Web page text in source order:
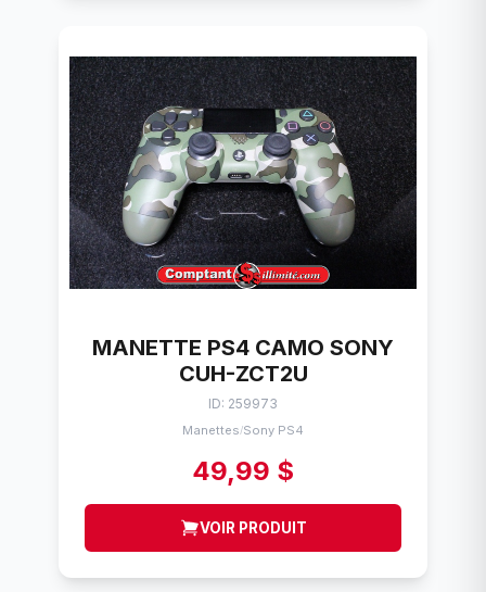
MANETTE PS4 CAMO SONY
CUH-ZCT2U
ID: 259973
Manettes/Sony PS4
49,99 $
VOIR PRODUIT